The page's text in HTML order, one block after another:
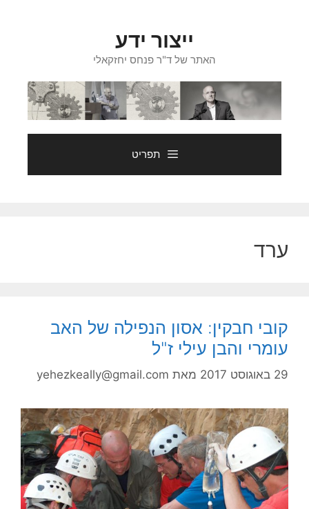
ייצור ידע
האתר של ד"ר פנחס יחזקאלי
תפריט
ערד
קובי חבקין: אסון הנפילה של האב
עומרי והבן עילי ז"ל
29 באוגוסט 2017 מאת yehezkeally@gmail.com